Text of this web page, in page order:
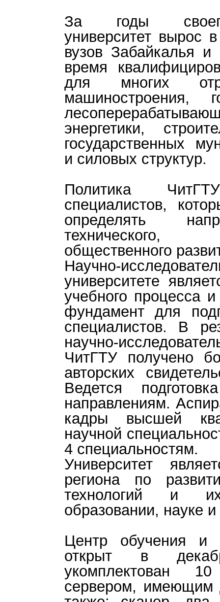
За годы
университет вырос
вузов Забайкалья и
время
для многих
машиностроения,
энергетики,
государственных
и силовых структур.
Политика
специалистов,
определять
технического,
общественного
Научно-
университете
учебного процесса
фундамент для
специалистов. В
научно-
ЧитГТУ получено
авторских
Ведется
направлениям.
кадры высшей
научной
4 специальностям.
Университет
региона по
технологий и
образовании, науке и
Центр обучения и
открыт в
укомплектован
сервером, имеющим